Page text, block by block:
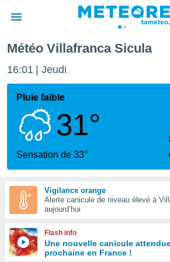
de
par
Météo Villafranca Sicula
16:01 Jeudi
Pluie faible
31°
Sensation de 33°
Vigilance orange
Alerte canicule de niveau élevé à
aujourd’hui
Flash info
Une nouvelle canicule
prochaine en France !